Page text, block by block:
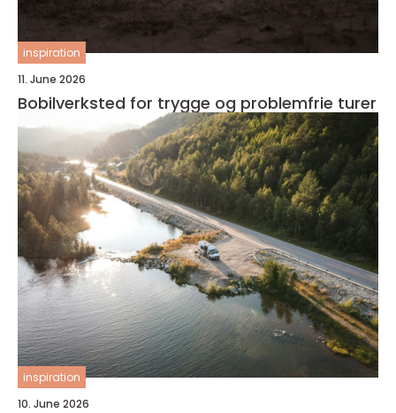
inspiration
11. June 2026
Bobilverksted for trygge og problemfrie turer
inspiration
10. June 2026